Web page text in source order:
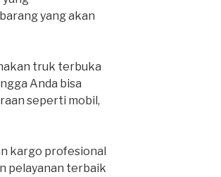
yang akan
truk terbuka
Anda bisa
seperti mobil,
kargo profesional
pelayanan terbaik